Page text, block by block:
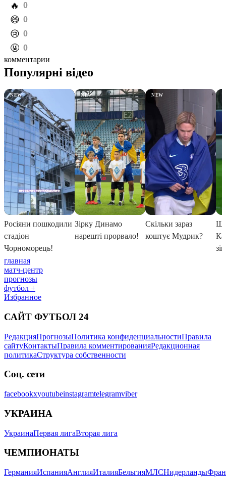
️🔥 0
️😄 0
️😢 0
️🤬 0
комментарии
главная
матч-центр
прогнозы
футбол +
Избранное
САЙТ ФУТБОЛ 24
РедакцияПрогнозыПолитика конфиденциальностиПравила
сайтуКонтактыПравила комментированияРедакционная
политикаСтруктура собственности
Соц. сети
facebookxyoutubeinstagramtelegramviber
УКРАИНА
УкраинаПервая лигаВторая лига
ЧЕМПИОНАТЫ
ГерманияИспанияАнглияИталияБельгияМЛСНидерланды